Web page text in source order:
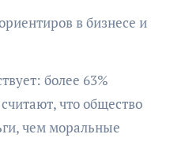
в бизнесе и
более 63%
что общество
чем моральные